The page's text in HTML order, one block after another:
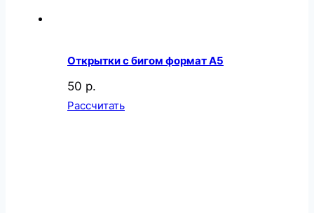
Открытки с бигом формат А5
50 р.
Рассчитать